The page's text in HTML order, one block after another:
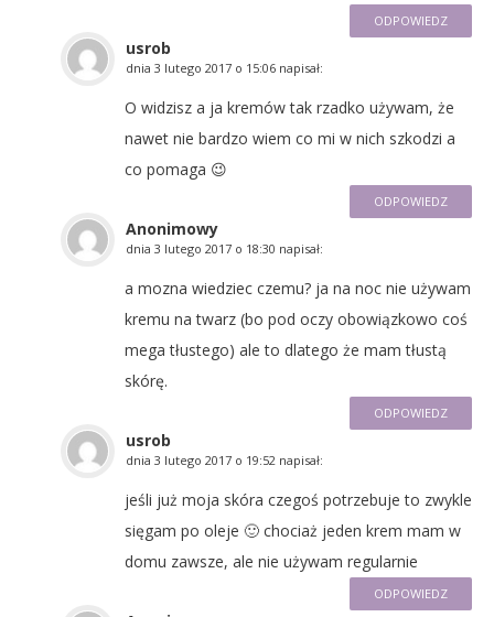
ODPOWIEDZ
usrob
dnia 3 lutego 2017 o 15:06 napisał:
O widzisz a ja kremów tak rzadko używam, że
nawet nie bardzo wiem co mi w nich szkodzi a
co pomaga 😉
ODPOWIEDZ
Anonimowy
dnia 3 lutego 2017 o 18:30 napisał:
a mozna wiedziec czemu? ja na noc nie używam
kremu na twarz (bo pod oczy obowiązkowo coś
mega tłustego) ale to dlatego że mam tłustą
skórę.
ODPOWIEDZ
usrob
dnia 3 lutego 2017 o 19:52 napisał:
jeśli już moja skóra czegoś potrzebuje to zwykle
sięgam po oleje 🙂 chociaż jeden krem mam w
domu zawsze, ale nie używam regularnie
ODPOWIEDZ